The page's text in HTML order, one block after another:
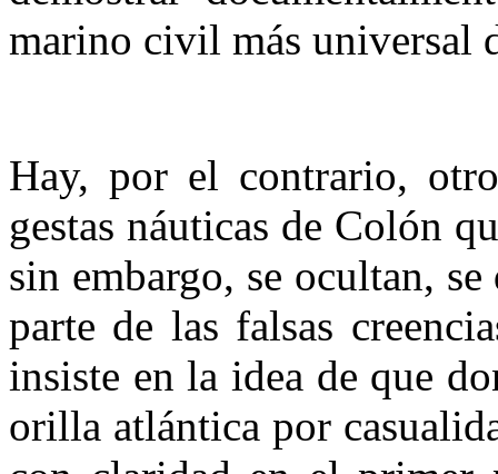
marino civil más universal
Hay, por el contrario,
gestas náuticas de Colón
sin embargo, se ocultan,
parte de las falsas
insiste en la idea de que
orilla atlántica por